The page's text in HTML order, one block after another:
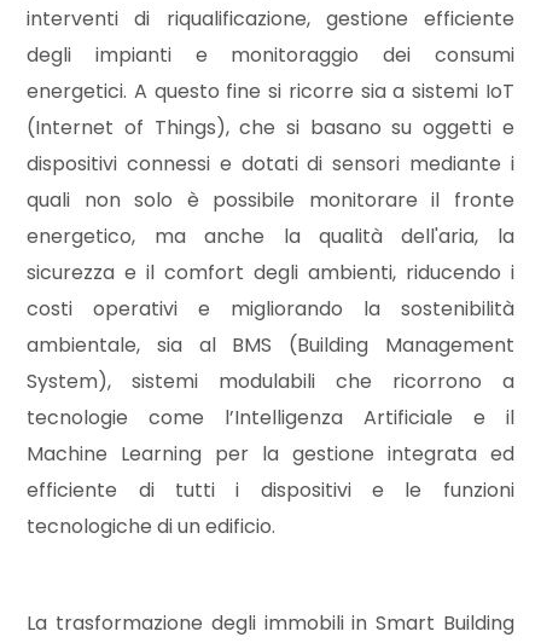
interventi di riqualificazione, gestione efficiente
degli impianti e monitoraggio dei consumi
energetici. A questo fine si ricorre sia a sistemi IoT
(Internet of Things), che si basano su oggetti e
dispositivi connessi e dotati di sensori mediante i
quali non solo è possibile monitorare il fronte
energetico, ma anche la qualità dell'aria, la
sicurezza e il comfort degli ambienti, riducendo i
costi operativi e migliorando la sostenibilità
ambientale, sia al BMS (Building Management
System), sistemi modulabili che ricorrono a
tecnologie come l’Intelligenza Artificiale e il
Machine Learning per la gestione integrata ed
efficiente di tutti i dispositivi e le funzioni
tecnologiche di un edificio.
La trasformazione degli immobili in Smart Building
Totale
mq
Locali
minimi
Qualsiasi
1
2